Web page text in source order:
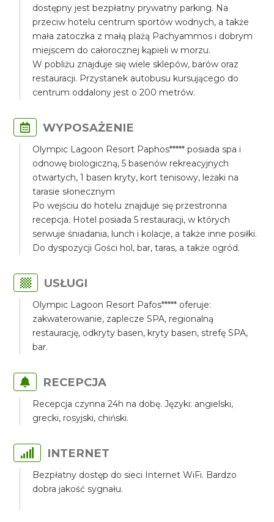
dostępny jest bezpłatny prywatny parking. Na
przeciw hotelu centrum sportów wodnych, a także
mała zatoczka z małą plażą Pachyammos i dobrym
miejscem do całorocznej kąpieli w morzu.
W pobliżu znajduje się wiele sklepów, barów oraz
restauracji. Przystanek autobusu kursującego do
centrum oddalony jest o 200 metrów.
WYPOSAŻENIE
Olympic Lagoon Resort Paphos***** posiada spa i
odnowę biologiczną, 5 basenów rekreacyjnych
otwartych, 1 basen kryty, kort tenisowy, leżaki na
tarasie słonecznym
Po wejściu do hotelu znajduje się przestronna
recepcja. Hotel posiada 5 restauracji, w których
serwuje śniadania, lunch i kolacje, a także inne posiłki.
Do dyspozycji Gości hol, bar, taras, a także ogród.
USŁUGI
Olympic Lagoon Resort Pafos***** oferuje:
zakwaterowanie, zaplecze SPA, regionalną
restaurację, odkryty basen, kryty basen, strefę SPA,
bar.
RECEPCJA
Recepcja czynna 24h na dobę. Języki: angielski,
grecki, rosyjski, chiński.
INTERNET
Bezpłatny dostęp do sieci Internet WiFi. Bardzo
dobra jakość sygnału.